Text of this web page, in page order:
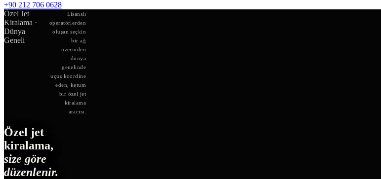
+90 212 706 0628
Özel Jet
Kiralama ·
Dünya
Geneli
Lisanslı
operatörlerden
oluşan seçkin
bir ağ
üzerinden
dünya
genelinde
uçuş koordine
eden, ketum
bir özel jet
kiralama
aracısı.
Özel jet
kiralama,
size göre
düzenlenir.